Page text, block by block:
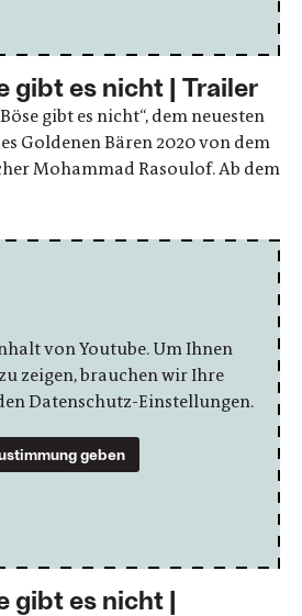
gibt es nicht | Trailer
gibt es nicht“, dem neuesten
Goldenen Bären 2020 von dem
Mohammad Rasoulof. Ab dem
von Youtube. Um Ihnen
zeigen, brauchen wir Ihre
Datenschutz-Einstellungen.
geben
gibt es nicht |